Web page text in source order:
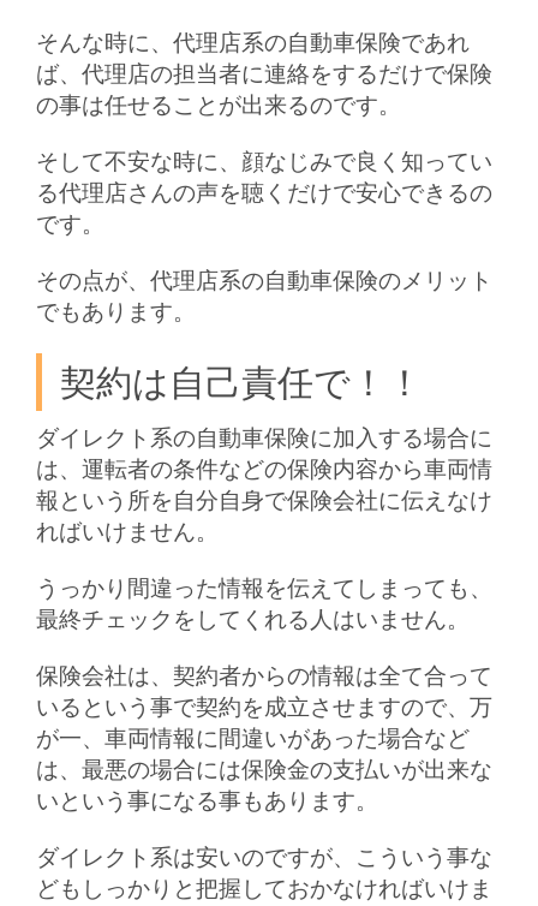
そんな時に、代理店系の自動車保険であれ
ば、代理店の担当者に連絡をするだけで保険
の事は任せることが出来るのです。
そして不安な時に、顔なじみで良く知ってい
る代理店さんの声を聴くだけで安心できるの
です。
その点が、代理店系の自動車保険のメリット
でもあります。
契約は自己責任で！！
ダイレクト系の自動車保険に加入する場合に
は、運転者の条件などの保険内容から車両情
報という所を自分自身で保険会社に伝えなけ
ればいけません。
うっかり間違った情報を伝えてしまっても、
最終チェックをしてくれる人はいません。
保険会社は、契約者からの情報は全て合って
いるという事で契約を成立させますので、万
が一、車両情報に間違いがあった場合など
は、最悪の場合には保険金の支払いが出来な
いという事になる事もあります。
ダイレクト系は安いのですが、こういう事な
どもしっかりと把握しておかなければいけま